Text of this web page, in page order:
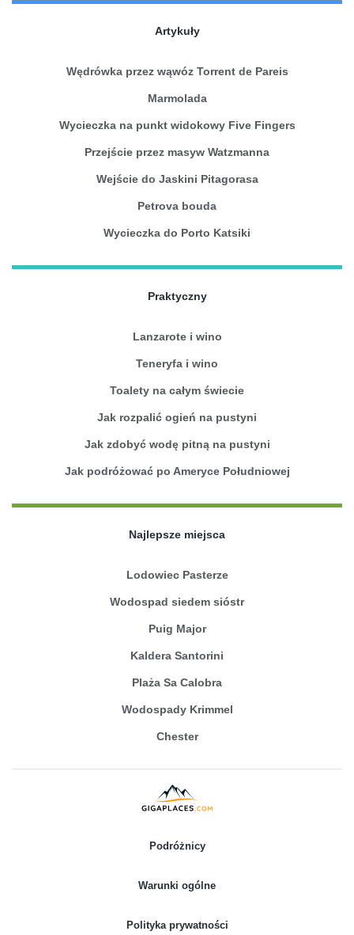
Artykuły
Wędrówka przez wąwóz Torrent de Pareis
Marmolada
Wycieczka na punkt widokowy Five Fingers
Przejście przez masyw Watzmanna
Wejście do Jaskini Pitagorasa
Petrova bouda
Wycieczka do Porto Katsiki
Praktyczny
Lanzarote i wino
Teneryfa i wino
Toalety na całym świecie
Jak rozpalić ogień na pustyni
Jak zdobyć wodę pitną na pustyni
Jak podróżować po Ameryce Południowej
Najlepsze miejsca
Lodowiec Pasterze
Wodospad siedem sióstr
Puig Major
Kaldera Santorini
Plaża Sa Calobra
Wodospady Krimmel
Chester
Podróżnicy
Warunki ogólne
Polityka prywatności